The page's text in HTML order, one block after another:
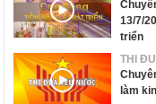
13/7/
triển
THI
làm